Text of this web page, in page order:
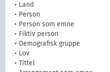
• Land
• Person
• Person som emne
• Fiktiv person
• Demografisk gruppe
• Lov
• Tittel